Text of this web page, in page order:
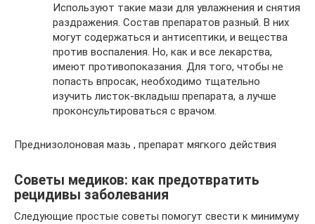
Используют такие мази для увлажнения и снятия
раздражения. Состав препаратов разный. В них
могут содержаться и антисептики, и вещества
против воспаления. Но, как и все лекарства,
имеют противопоказания. Для того, чтобы не
попасть впросак, необходимо тщательно
изучить листок-вкладыш препарата, а лучше
проконсультироваться с врачом.
Преднизолоновая мазь , препарат мягкого действия
Советы медиков: как предотвратить
рецидивы заболевания
Следующие простые советы помогут свести к минимуму